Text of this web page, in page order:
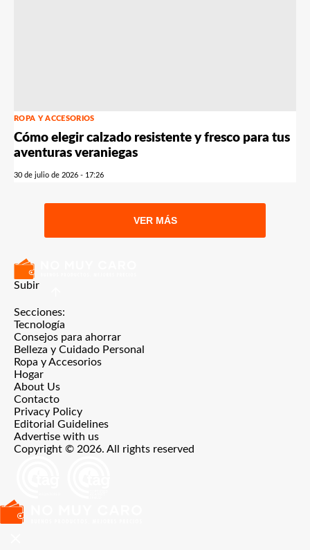
ROPA Y ACCESORIOS
Cómo elegir calzado resistente y fresco para tus
aventuras veraniegas
30 de julio de 2026 - 17:26
VER MÁS
Subir
Secciones:
Tecnología
Consejos para ahorrar
Belleza y Cuidado Personal
Ropa y Accesorios
Hogar
About Us
Contacto
Privacy Policy
Editorial Guidelines
Advertise with us
Copyright © 2026. All rights reserved